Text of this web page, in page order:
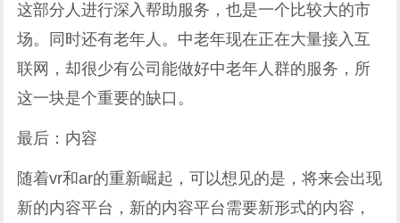
这部分人进行深入帮助服务，也是一个比较大的市
场。同时还有老年人。中老年现在正在大量接入互
联网，却很少有公司能做好中老年人群的服务，所
这一块是个重要的缺口。
最后：内容
随着vr和ar的重新崛起，可以想见的是，将来会出现
新的内容平台，新的内容平台需要新形式的内容，